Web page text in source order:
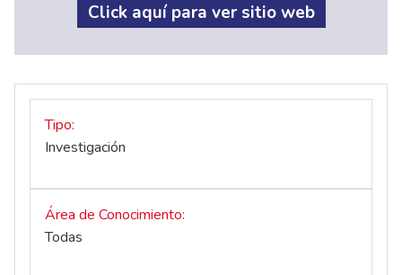
Click aquí para ver sitio web
Tipo
Investigación
Área de Conocimiento
Todas